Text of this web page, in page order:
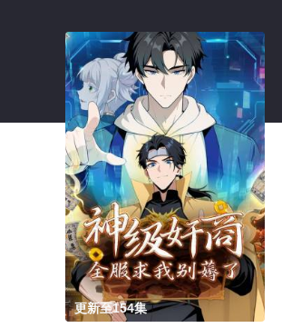
更新至154集